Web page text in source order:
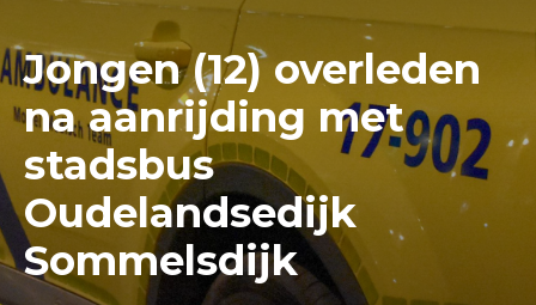
Jongen (12) overleden
na aanrijding met
stadsbus
Oudelandsedijk
Sommelsdijk